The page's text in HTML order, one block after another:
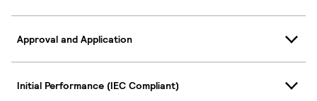
Approval and Application
Initial Performance (IEC Compliant)